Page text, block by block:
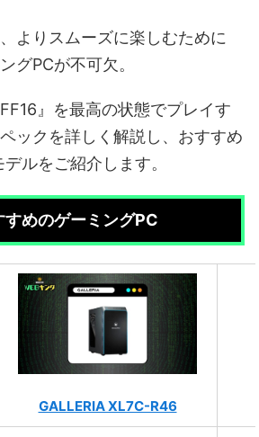
よりスムーズに楽しむために
グPCが不可欠。
』を最高の状態でプレイす
ックを詳しく解説し、おすすめ
ルをご紹介します。
すめのゲーミングPC
GALLERIA XL7C-R46